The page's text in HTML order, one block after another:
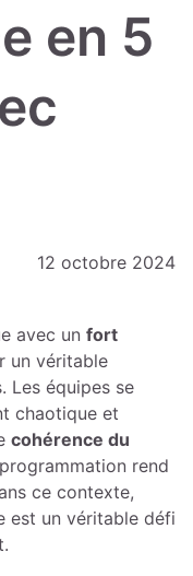
en 5
12 octobre 2024
avec un fort
un véritable
Les équipes se
chaotique et
cohérence du
rend
ce contexte,
est un véritable défi